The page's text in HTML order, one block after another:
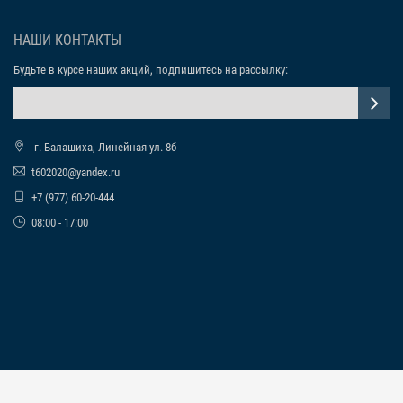
НАШИ КОНТАКТЫ
Будьте в курсе наших акций, подпишитесь на рассылку:
г. Балашиха, Линейная ул. 8б
t602020@yandex.ru
+7 (977) 60-20-444
08:00 - 17:00